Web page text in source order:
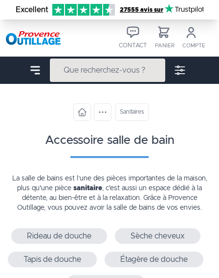
Aller au contenu
Excellent 27555 avis sur Trustpilot
CONTACT PANIER COMPTE
Sanitaires
accessoire salle de bain
La salle de bains est l’une des pièces importantes de la maison,
plus qu'une pièce sanitaire, c'est aussi un espace dédié à la
détente, au bien-être et à la relaxation. Grâce à Provence
Outillage, vous pouvez avoir la salle de bains de vos envies.
Rideau de douche Sèche cheveux
Tapis de douche Étagère de douche